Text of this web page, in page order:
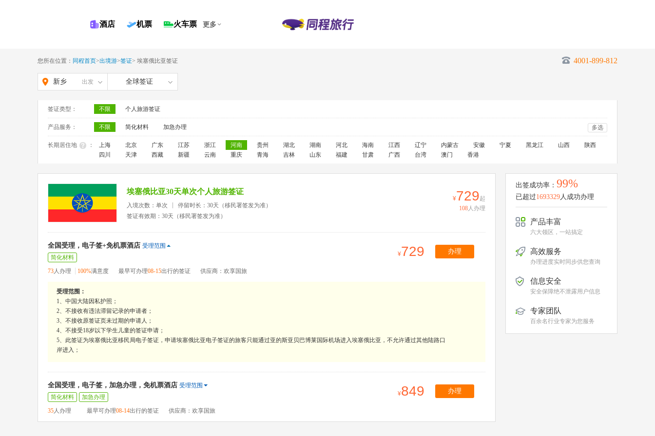
酒店 机票 火车票 更多
您所在位置： 同程首页>出境游>签证> 埃塞俄比亚签证 4001-899-812
新乡 出发 全球签证
签证类型： 不限 个人旅游签证
产品服务： 不限 简化材料 加急办理 多选
长期居住地 ： 上海 北京 广东 江苏 浙江 河南 贵州 湖北 湖南 河北 海南 江西 辽宁 内蒙古 安徽 宁夏 黑龙江 山西
陕西
四川
天津 西藏 新疆 云南 重庆 青海 吉林 山东 福建 甘肃 广西 台湾 澳门 香港
埃塞俄比亚30天单次个人旅游签证
入境次数：单次
停留时长：30天（移民署签发为准）
签证有效期：30天（移民署签发为准）
729起
108人办理
全国受理，电子签+免机票酒店 受理范围
简化材料
73人办理 100%满意度 最早可办理08-15出行的签证 供应商：欢享国旅
729 办理
受理范围：
1、中国大陆因私护照；
2、不接收有违法滞留记录的申请者；
3、不接收原签证页未过期的申请人；
4、不接受18岁以下学生儿童的签证申请；
5、此签证为埃塞俄比亚移民局电子签证，申请埃塞俄比亚电子签证的旅客只能通过亚的斯亚贝巴博莱国际机场进入埃塞俄比亚，不允许通过其他陆路口
岸进入；
全国受理，电子签，加急办理，免机票酒店 受理范围
简化材料
加急办理
35人办理 最早可办理08-14出行的签证 供应商：欢享国旅
849 办理
出签成功率： 99%
已超过1693329人成功办理
产品丰富
六大领区，一站搞定
高效服务
办理进度实时同步供您查询
信息安全
安全保障绝不泄露用户信息
专家团队
百余名行业专家为您服务